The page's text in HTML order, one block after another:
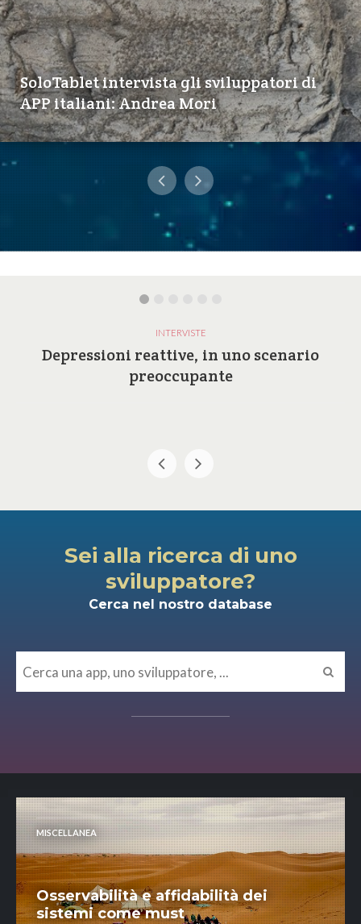
SoloTablet intervista gli sviluppatori di
APP italiani: Andrea Mori
INTERVISTE
Depressioni reattive, in uno scenario
preoccupante
Sei alla ricerca di uno
sviluppatore?
Cerca nel nostro database
MISCELLANEA
Osservabilità e affidabilità dei
sistemi come must